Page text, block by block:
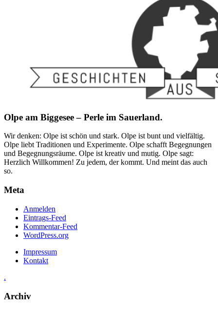
Olpe am Biggesee – Perle im Sauerland.
Wir denken: Olpe ist schön und stark. Olpe ist bunt und vielfältig.
Olpe liebt Traditionen und Experimente. Olpe schafft Begegnungen
und Begegnungsräume. Olpe ist kreativ und mutig. Olpe sagt:
Herzlich Willkommen! Zu jedem, der kommt. Und meint das auch
so.
Meta
Anmelden
Eintrags-Feed
Kommentar-Feed
WordPress.org
Impressum
Kontakt
.
Archiv